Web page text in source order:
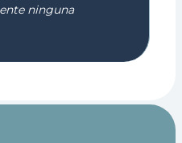
ninguna